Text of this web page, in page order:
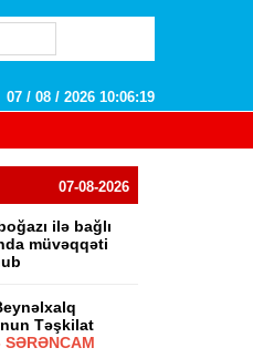
07 / 08 / 2026 10:06:20
07-08-2026
ilə bağlı
müvəqqəti
Təşkilat
SƏRƏNCAM